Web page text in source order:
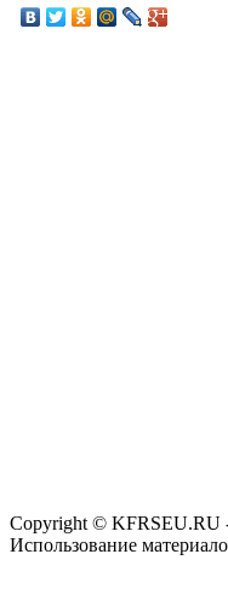
Copyright © KFRSEU.RU -
Использование